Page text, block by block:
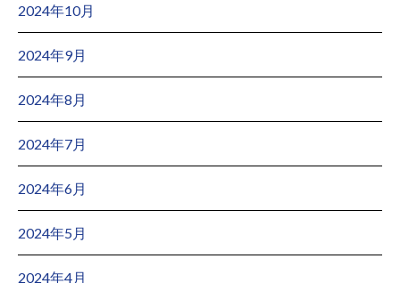
2024年10月
2024年9月
2024年8月
2024年7月
2024年6月
2024年5月
2024年4月